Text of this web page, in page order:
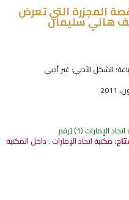
المجزرة التي تعرض
هاني سليمان
؛ الشكل الأدبي: غير أدبي
الإمارات (1) رقم
مكتبة اتحاد الإمارات : داخل المكتبة